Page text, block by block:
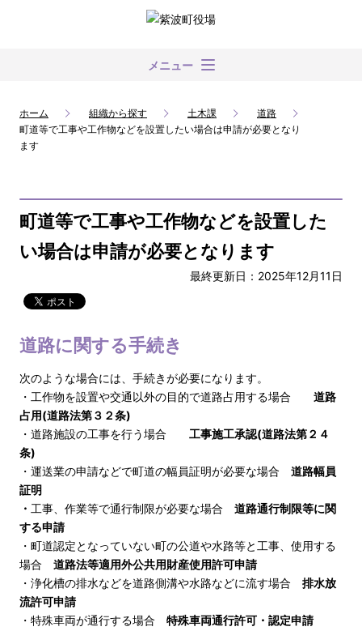
メニュー
ホーム 組織から探す 土木課
道路
町道等で工事や工作物などを設置したい場合は申請が必要となり
ます
町道等で工事や工作物などを設置した
い場合は申請が必要となります
最終更新日：2025年12月11日
道路に関する手続き
次のような場合には、手続きが必要になります。
・工作物を設置や交通以外の目的で道路占用する場合 道路
占用(道路法第３２条)
・道路施設の工事を行う場合 工事施工承認(道路法第２４
条)
・運送業の申請などで町道の幅員証明が必要な場合 道路幅員
証明
・ 工事、作業等で通行制限が必要な場合 道路通行制限等に関
する申請
・町道認定となっていない町の公道や水路等と工事、使用する
場合 道路法等適用外公共用財産使用許可申請
・浄化槽の排水などを道路側溝や水路などに流す場合 排水放
流許可申請
・特殊車両が通行する場合 特殊車両通行許可・認定申請